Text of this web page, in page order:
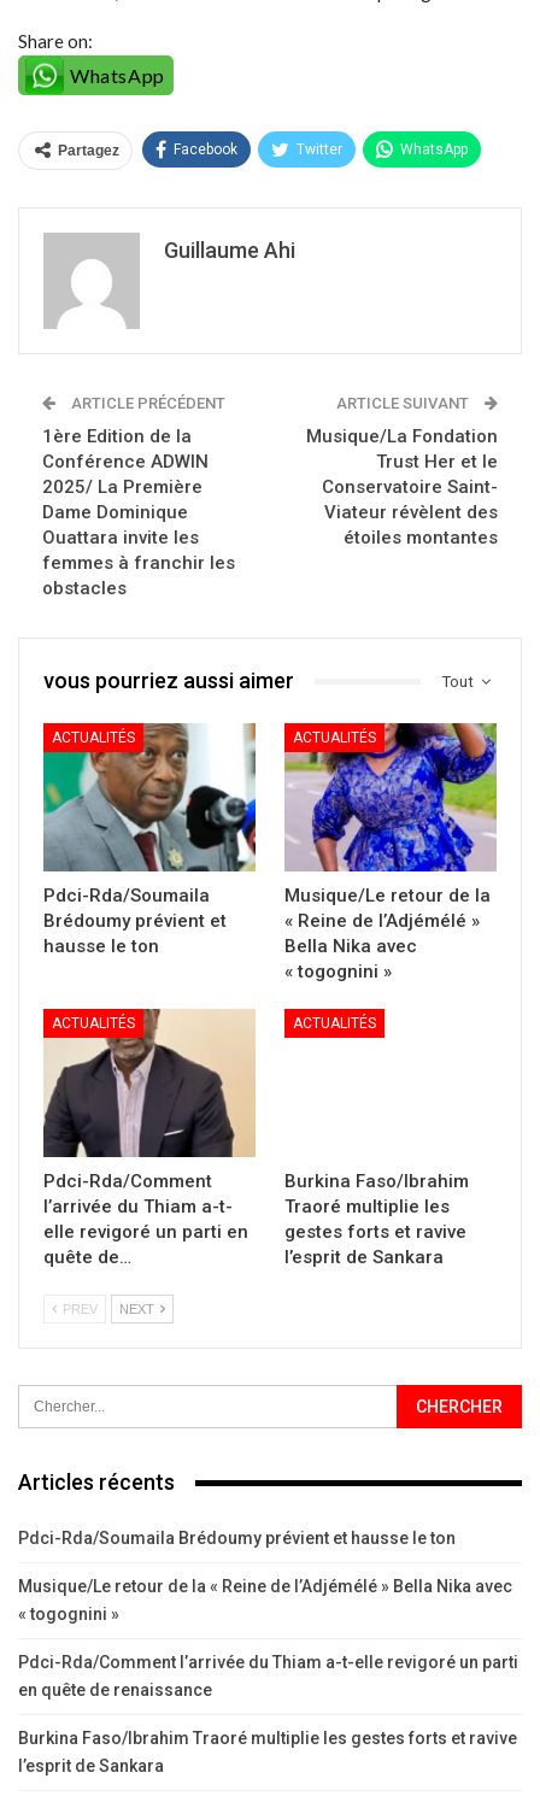
Share on:
WhatsApp
Partagez Facebook Twitter WhatsApp
Guillaume Ahi
ARTICLE PRÉCÉDENT
1ère Edition de la
Conférence ADWIN
2025/ La Première
Dame Dominique
Ouattara invite les
femmes à franchir les
obstacles
ARTICLE SUIVANT
Musique/La Fondation
Trust Her et le
Conservatoire Saint-
Viateur révèlent des
étoiles montantes
Tout
vous pourriez aussi aimer
ACTUALITÉS
Pdci-Rda/Soumaila
Brédoumy prévient et
hausse le ton
ACTUALITÉS
Musique/Le retour de la
« Reine de l’Adjémélé »
Bella Nika avec
« togognini »
ACTUALITÉS
Pdci-Rda/Comment
l’arrivée du Thiam a-t-
elle revigoré un parti en
quête de…
ACTUALITÉS
Burkina Faso/Ibrahim
Traoré multiplie les
gestes forts et ravive
l’esprit de Sankara
PREV NEXT
Articles récents
Pdci-Rda/Soumaila Brédoumy prévient et hausse le ton
Musique/Le retour de la « Reine de l’Adjémélé » Bella Nika avec
« togognini »
Pdci-Rda/Comment l’arrivée du Thiam a-t-elle revigoré un parti
en quête de renaissance
Burkina Faso/Ibrahim Traoré multiplie les gestes forts et ravive
l’esprit de Sankara